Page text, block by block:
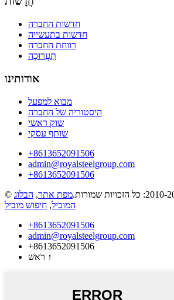
חדשות החברה
חדשות בתעשייה
רווחת החברה
תַעֲרוּכָה
אודותינו
מבוא למפעל
היסטוריה של החברה
שוק ראשי
שותף עסקי
‎+8613652091506
admin@royalsteelgroup.com
‎+8613652091506
מפת אתר, הבלוג
המוביל, חיפוש מוביל
‎+8613652091506
admin@royalsteelgroup.com
‎+8613652091506
רֹאשׁ ↑